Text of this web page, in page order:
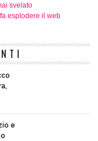
svelato
esplodere il web
e